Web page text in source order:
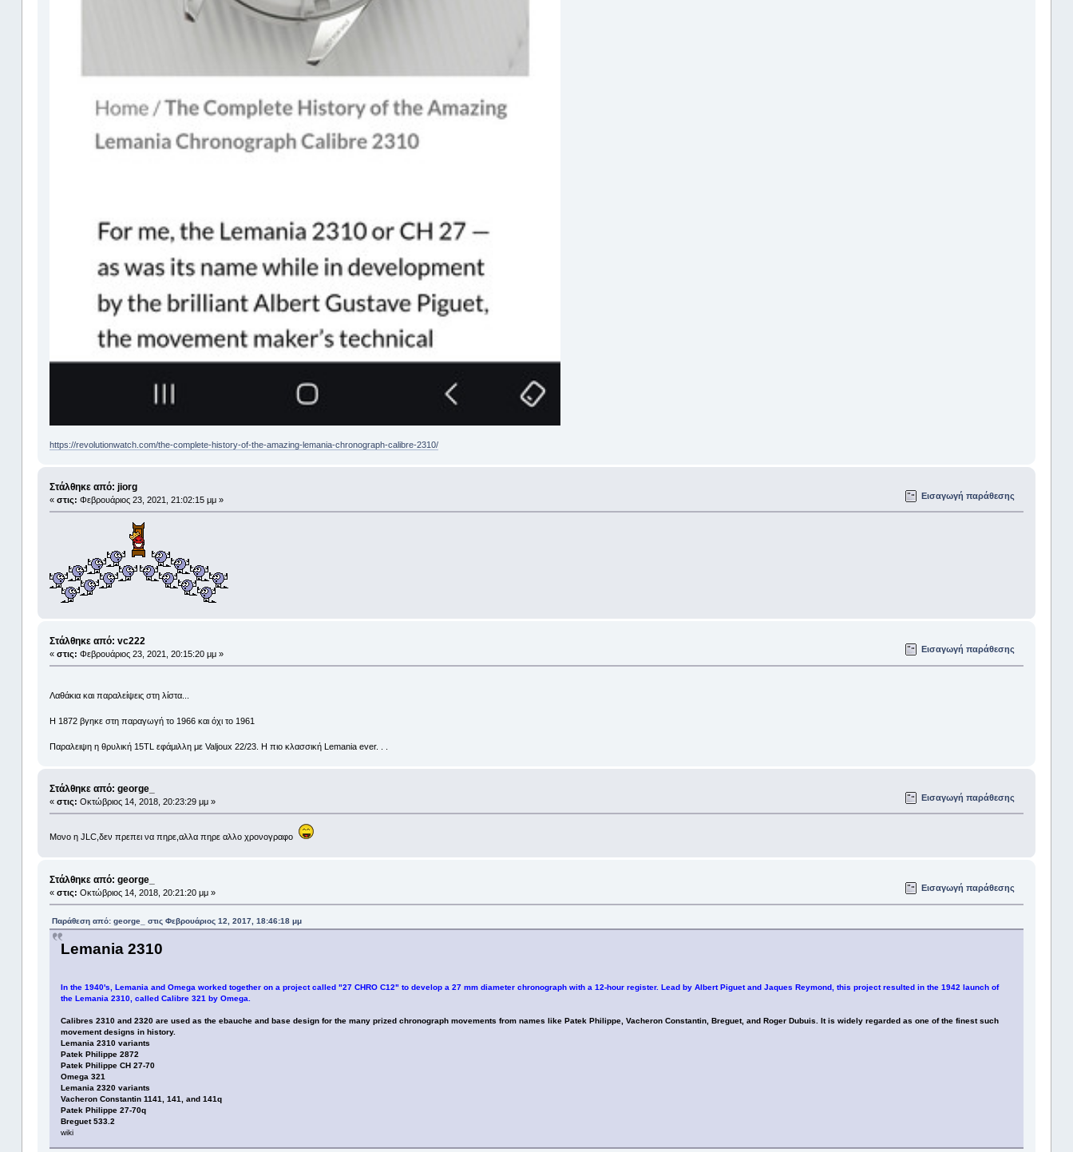
https://revolutionwatch.com/the-complete-history-of-the-amazing-lemania-chronograph-calibre-2310/
Στάλθηκε από: jiorg
« στις: Φεβρουάριος 23, 2021, 21:02:15 μμ » Εισαγωγή παράθεσης
Στάλθηκε από: vc222
« στις: Φεβρουάριος 23, 2021, 20:15:20 μμ » Εισαγωγή παράθεσης
Λαθάκια και παραλείψεις στη λίστα...
Η 1872 βγηκε στη παραγωγή το 1966 και όχι το 1961
Παραλειψη η θρυλική 15TL εφάμιλλη με Valjoux 22/23. Η πιο κλασσική Lemania ever. . .
Στάλθηκε από: george_
« στις: Οκτώβριος 14, 2018, 20:23:29 μμ » Εισαγωγή παράθεσης
Μονο η JLC,δεν πρεπει να πηρε,αλλα πηρε αλλο χρονογραφο
Στάλθηκε από: george_
« στις: Οκτώβριος 14, 2018, 20:21:20 μμ » Εισαγωγή παράθεσης
Παράθεση από: george_ στις Φεβρουάριος 12, 2017, 18:46:18 μμ
Lemania 2310
In the 1940's, Lemania and Omega worked together on a project called "27 CHRO C12" to develop a 27 mm diameter chronograph with a 12-hour register. Lead by Albert Piguet and Jaques Reymond, this project resulted in the 1942 launch of
the Lemania 2310, called Calibre 321 by Omega.
Calibres 2310 and 2320 are used as the ebauche and base design for the many prized chronograph movements from names like Patek Philippe, Vacheron Constantin, Breguet, and Roger Dubuis. It is widely regarded as one of the finest such
movement designs in history.
Lemania 2310 variants
Patek Philippe 2872
Patek Philippe CH 27-70
Omega 321
Lemania 2320 variants
Vacheron Constantin 1141, 141, and 141q
Patek Philippe 27-70q
Breguet 533.2
wiki